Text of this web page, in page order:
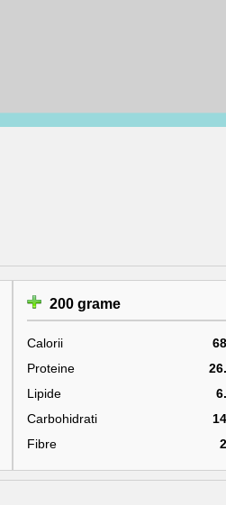
200 grame
Calorii
Proteine
Lipide
Carbohidrati
Fibre